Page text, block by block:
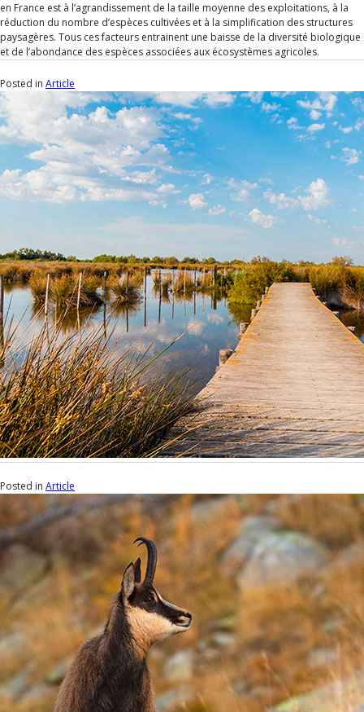
en France est à l’agrandissement de la taille moyenne des exploitations, à la
réduction du nombre d’espèces cultivées et à la simplification des structures
paysagères. Tous ces facteurs entrainent une baisse de la diversité biologique
et de l’abondance des espèces associées aux écosystèmes agricoles.
Posted in Article
Posted in Article